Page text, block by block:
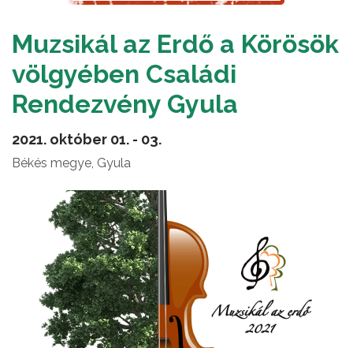
Muzsikál az Erdő a Körösök
völgyében Családi
Rendezvény Gyula
2021. október 01. - 03.
Békés megye, Gyula